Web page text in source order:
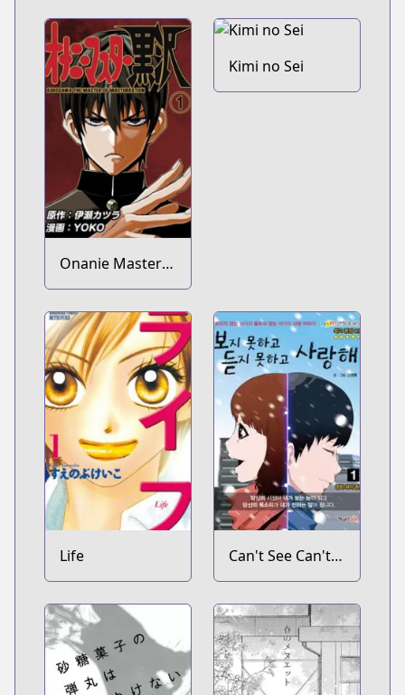
Onanie Master
Kurosawa
Kimi no Sei
Life
Can't See Can't
Hear But Love